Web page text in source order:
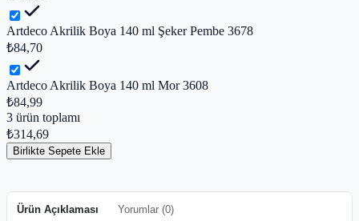
Artdeco Akrilik Boya 140 ml Şeker Pembe 3678
₺84,70
Artdeco Akrilik Boya 140 ml Mor 3608
₺84,99
3 ürün toplamı
₺314,69
Birlikte Sepete Ekle
Ürün Açıklaması Yorumlar (0)